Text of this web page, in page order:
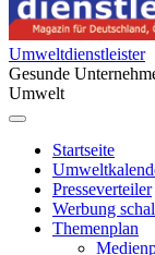
Umweltdienstleister
Gesunde
Umwelt
Startseite
Presseverteiler
Werbung
Themenplan